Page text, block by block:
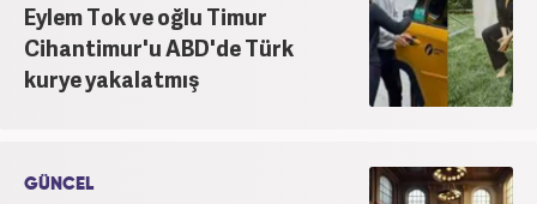
Eylem Tok ve oğlu Timur
Cihantimur'u ABD'de Türk
kurye yakalatmış
GÜNCEL